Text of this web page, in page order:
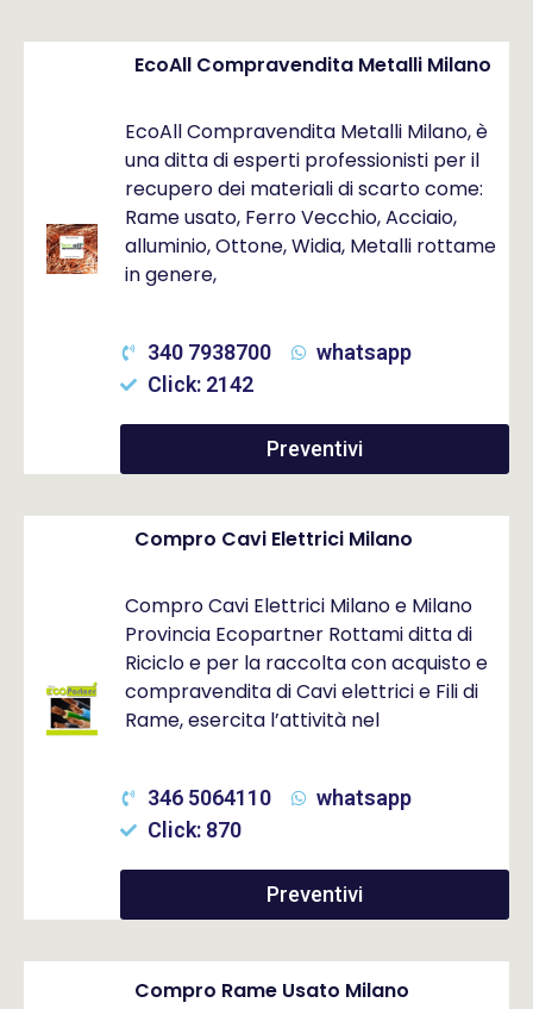
EcoAll Compravendita Metalli Milano
EcoAll Compravendita Metalli Milano, è
una ditta di esperti professionisti per il
recupero dei materiali di scarto come:
Rame usato, Ferro Vecchio, Acciaio,
alluminio, Ottone, Widia, Metalli rottame
in genere,
340 7938700
whatsapp
Click: 2142
Preventivi
Compro Cavi Elettrici Milano
Compro Cavi Elettrici Milano e Milano
Provincia Ecopartner Rottami ditta di
Riciclo e per la raccolta con acquisto e
compravendita di Cavi elettrici e Fili di
Rame, esercita l’attività nel
346 5064110
whatsapp
Click: 870
Preventivi
Compro Rame Usato Milano